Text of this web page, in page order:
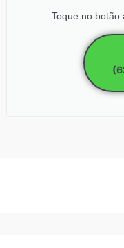
Toque no botão